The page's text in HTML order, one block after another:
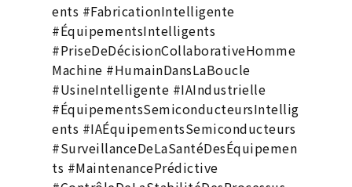
ents #FabricationIntelligente
#ÉquipementsIntelligents
#PriseDeDécisionCollaborativeHomme
Machine #HumainDansLaBoucle
#UsineIntelligente #IAIndustrielle
#ÉquipementsSemiconducteursIntellig
ents #IAÉquipementsSemiconducteurs
#SurveillanceDeLaSantéDesÉquipemen
ts #MaintenancePrédictive